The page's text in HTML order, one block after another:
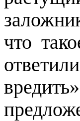
что